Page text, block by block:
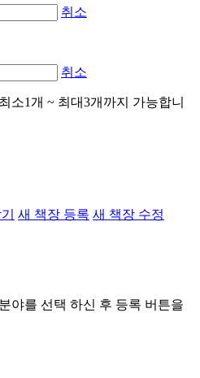
취소
취소
소1개 ~ 최대3개까지 가능합니
새 책장 등록 새 책장 수정
야를 선택 하신 후 등록 버튼을